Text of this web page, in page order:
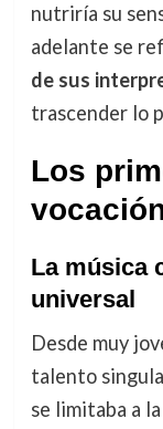
nutriría su
adelante se
de sus
trascender lo
Los
La música
universal
Desde muy
talento
se limitaba a